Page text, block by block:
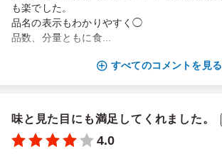
も楽でした。
品名の表示もわかりやすく◯
品数、分量ともに食...
すべてのコメントを見る
味と見た目にも満足してくれました。
4.0